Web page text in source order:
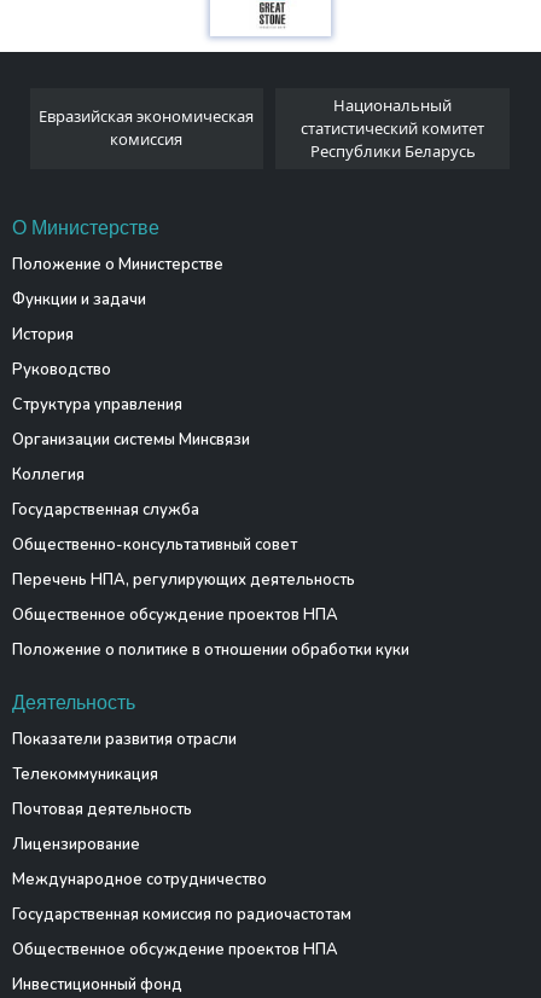
Евразийская экономическая
комиссия
Национальный
статистический комитет
Республики Беларусь
О Министерстве
Положение о Министерстве
Функции и задачи
История
Руководство
Структура управления
Организации системы Минсвязи
Коллегия
Государственная служба
Общественно-консультативный совет
Перечень НПА, регулирующих деятельность
Общественное обсуждение проектов НПА
Положение о политике в отношении обработки куки
Деятельность
Показатели развития отрасли
Телекоммуникация
Почтовая деятельность
Лицензирование
Международное сотрудничество
Государственная комиссия по радиочастотам
Общественное обсуждение проектов НПА
Инвестиционный фонд